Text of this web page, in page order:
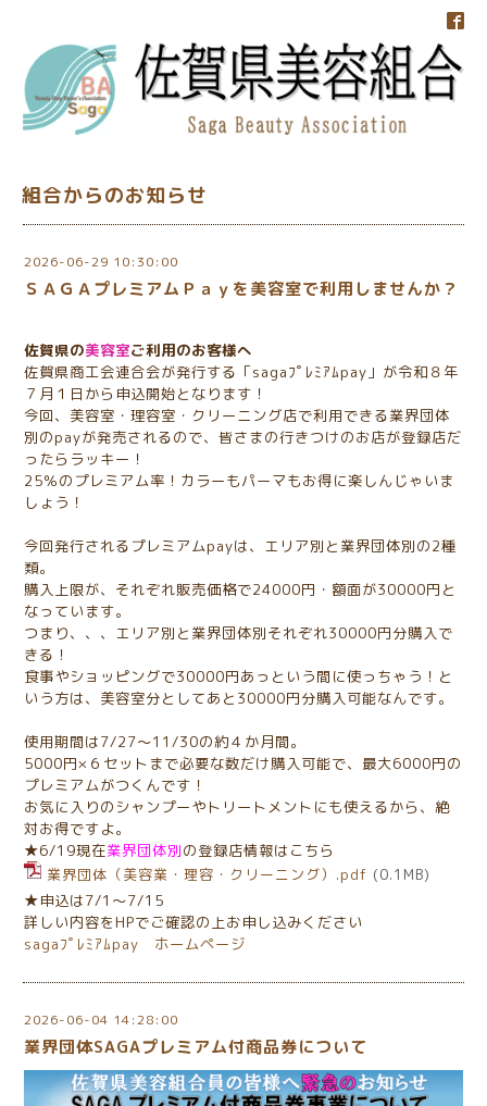
組合からのお知らせ
2026-06-29 10:30:00
ＳＡＧＡプレミアムＰａｙを美容室で利用しませんか？
佐賀県の美容室ご利用のお客様へ
佐賀県商工会連合会が発行する「sagaﾌﾟﾚﾐｱﾑpay」が令和８年
７月１日から申込開始となります！
今回、美容室・理容室・クリーニング店で利用できる業界団体
別のpayが発売されるので、皆さまの行きつけのお店が登録店だ
ったらラッキー！
25％のプレミアム率！カラーもパーマもお得に楽しんじゃいま
しょう！
今回発行されるプレミアムpayは、エリア別と業界団体別の2種
類。
購入上限が、それぞれ販売価格で24000円・額面が30000円と
なっています。
つまり、、、エリア別と業界団体別それぞれ30000円分購入で
きる！
食事やショッピングで30000円あっという間に使っちゃう！と
いう方は、美容室分としてあと30000円分購入可能なんです。
使用期間は7/27～11/30の約４か月間。
5000円×６セットまで必要な数だけ購入可能で、最大6000円の
プレミアムがつくんです！
お気に入りのシャンプーやトリートメントにも使えるから、絶
対お得ですよ。
★6/19現在業界団体別の登録店情報はこちら
業界団体（美容業・理容・クリーニング）.pdf (0.1MB)
★申込は7/1～7/15
詳しい内容をHPでご確認の上お申し込みください
sagaﾌﾟﾚﾐｱﾑpay ホームページ
2026-06-04 14:28:00
業界団体SAGAプレミアム付商品券について